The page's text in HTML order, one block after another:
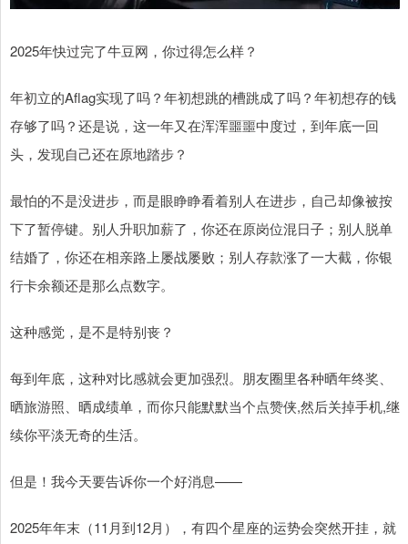
2025年快过完了牛豆网，你过得怎么样？
年初立的Aflag实现了吗？年初想跳的槽跳成了吗？年初想存的钱
存够了吗？还是说，这一年又在浑浑噩噩中度过，到年底一回
头，发现自己还在原地踏步？
最怕的不是没进步，而是眼睁睁看着别人在进步，自己却像被按
下了暂停键。别人升职加薪了，你还在原岗位混日子；别人脱单
结婚了，你还在相亲路上屡战屡败；别人存款涨了一大截，你银
行卡余额还是那么点数字。
这种感觉，是不是特别丧？
每到年底，这种对比感就会更加强烈。朋友圈里各种晒年终奖、
晒旅游照、晒成绩单，而你只能默默当个点赞侠,然后关掉手机,继
续你平淡无奇的生活。
但是！我今天要告诉你一个好消息——
2025年年末（11月到12月），有四个星座的运势会突然开挂，就